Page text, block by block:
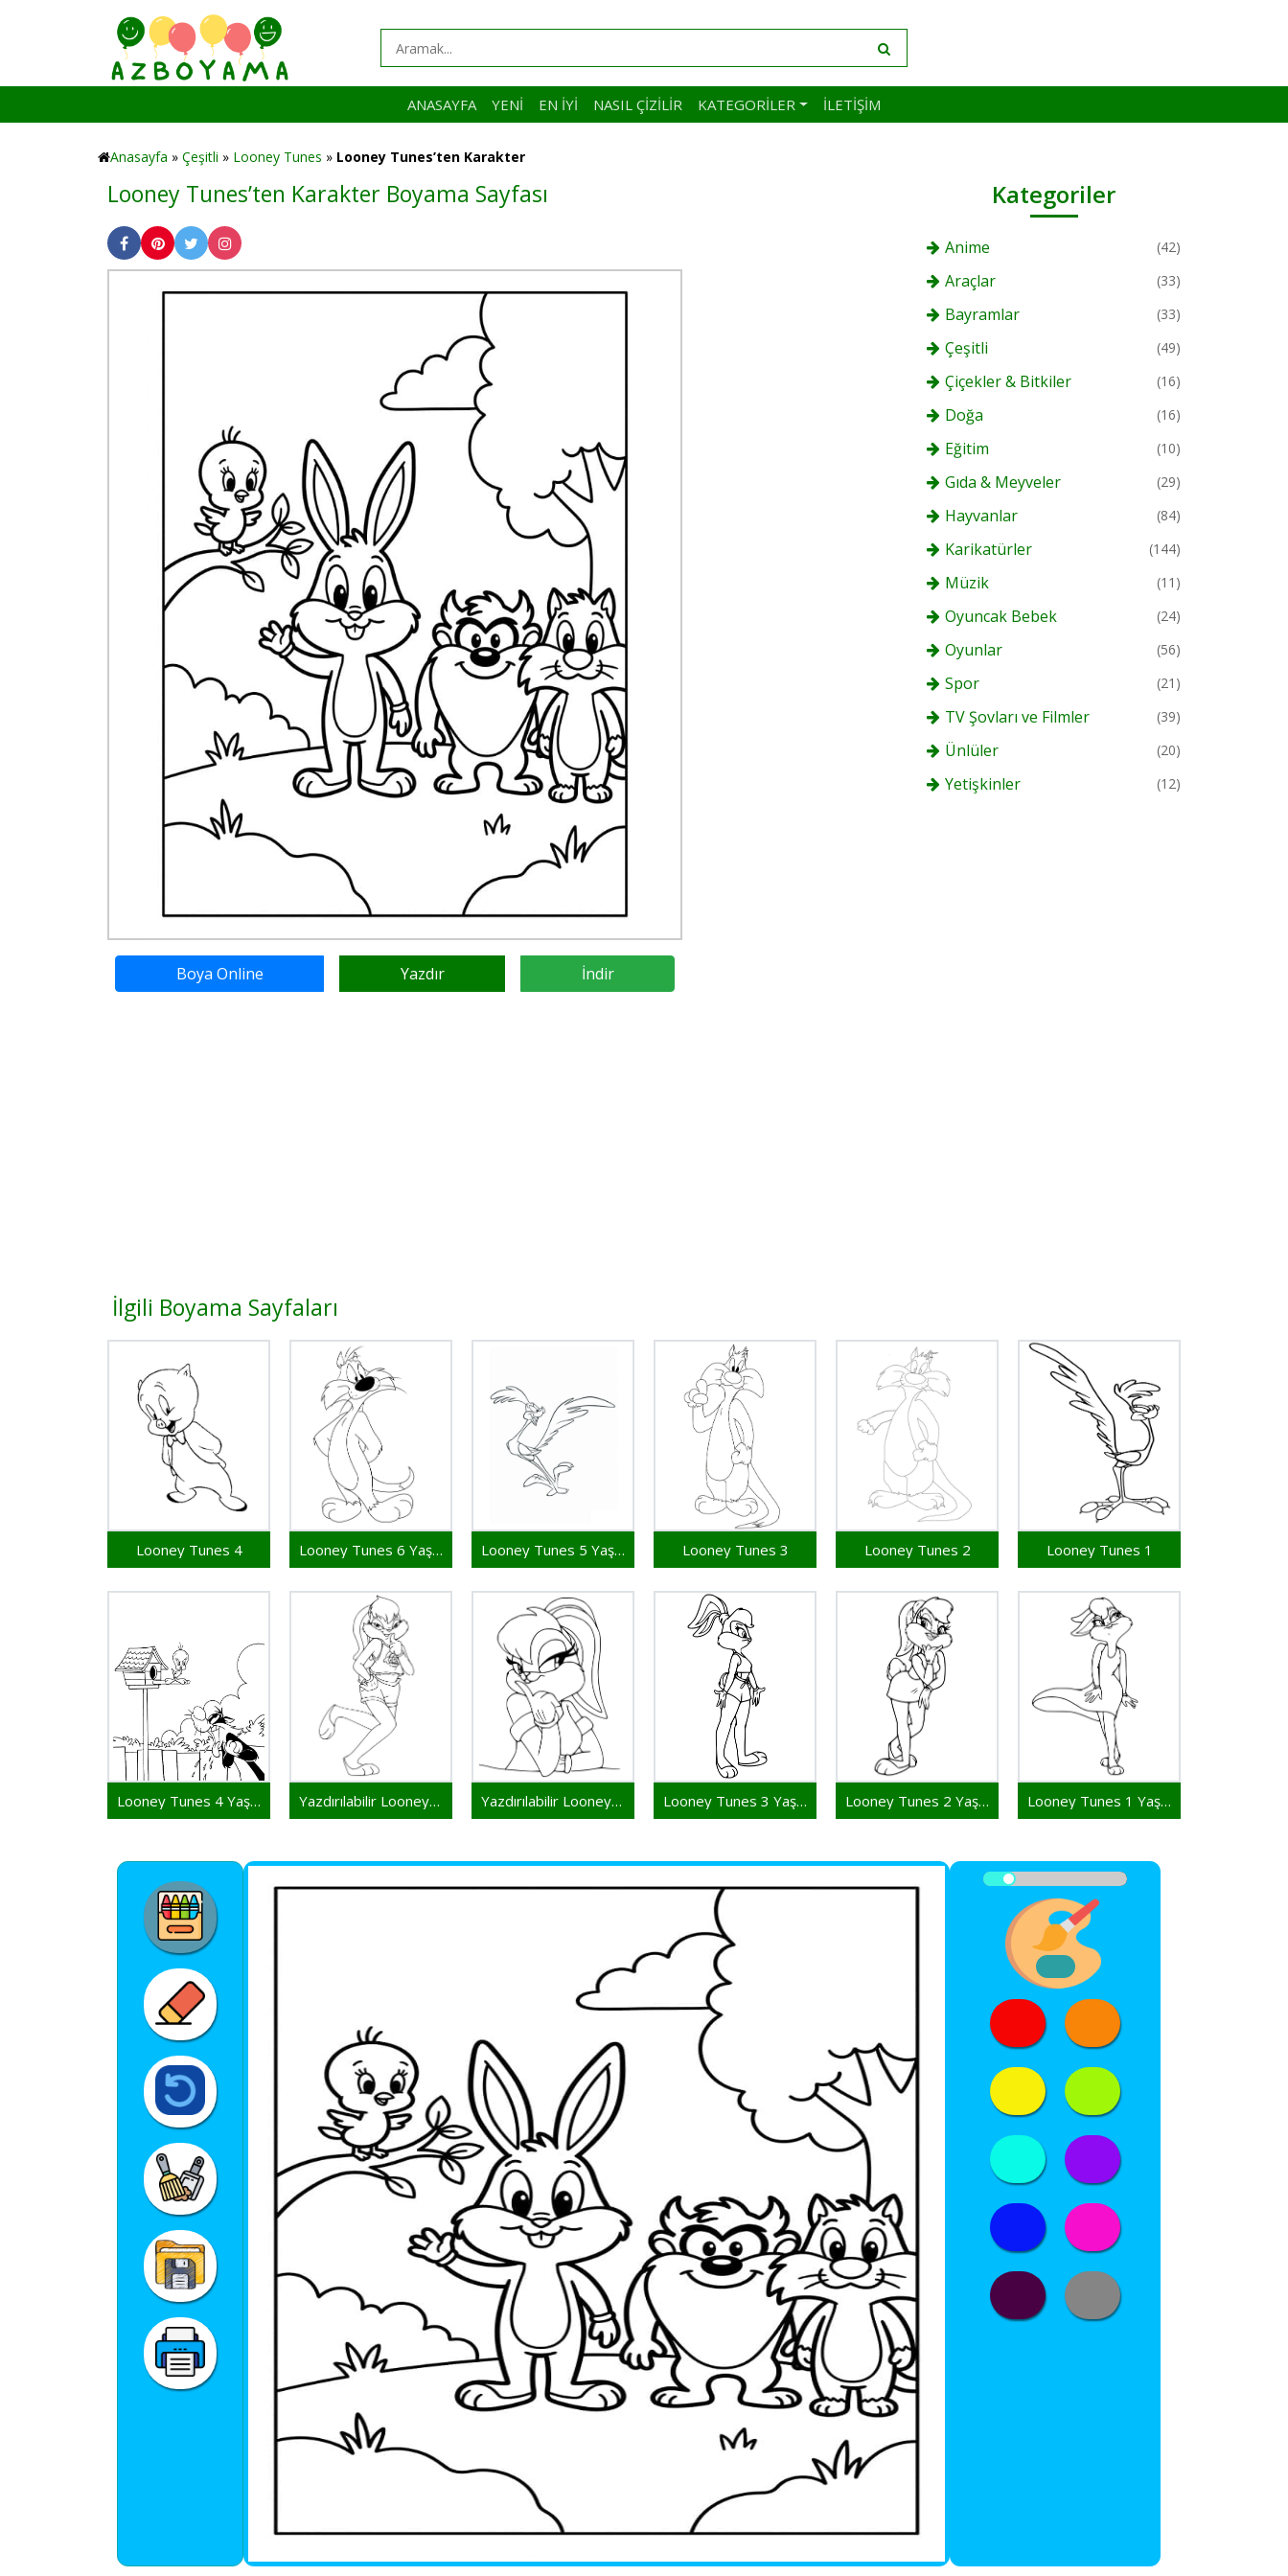
ANASAYFA YENI EN İYI NASIL ÇIZILIR KATEGORILER İLETIŞIM
Anasayfa » Çeşitli » Looney Tunes » Looney Tunes’ten Karakter
Looney Tunes’ten Karakter Boyama Sayfası
Boya Online Yazdır İndir
Kategoriler
Anime (42)
Araçlar (33)
Bayramlar (33)
Çeşitli (49)
Çiçekler & Bitkiler (16)
Doğa (16)
Eğitim (10)
Gıda & Meyveler (29)
Hayvanlar (84)
Karikatürler (144)
Müzik (11)
Oyuncak Bebek (24)
Oyunlar (56)
Spor (21)
TV Şovları ve Filmler (39)
Ünlüler (20)
Yetişkinler (12)
İlgili Boyama Sayfaları
Looney Tunes 4 Looney Tunes 6 Yaş Çocuklar İçin Looney Tunes 5 Yaş Çocuklar İçin Looney Tunes 3 Looney Tunes 2 Looney Tunes 1
Looney Tunes 4 Yaş Çocuklar İçin Yazdırılabilir Looney Tunes Resim Yazdırılabilir Looney Tunes Çocuklar İçin Looney Tunes 3 Yaş Çocuklar İçin Looney Tunes 2 Yaş Çocuklar İçin Looney Tunes 1 Yaş Çocuklar İçin